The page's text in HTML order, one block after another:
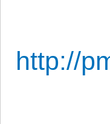
http://